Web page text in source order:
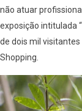
não atuar
exposição intitulada
de dois mil
Shopping.